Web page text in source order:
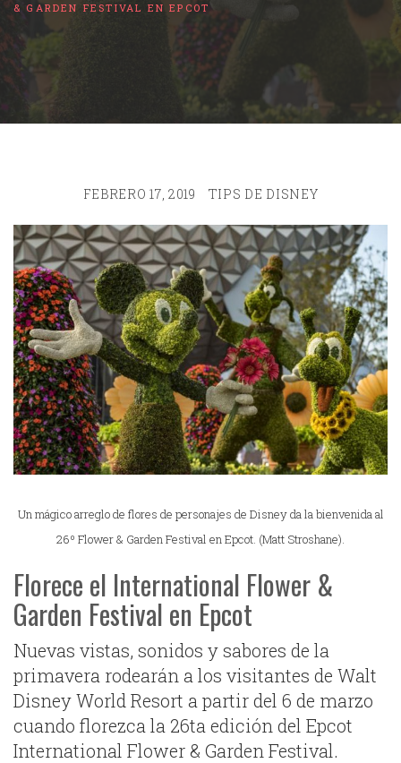
& GARDEN FESTIVAL EN EPCOT
FEBRERO 17, 2019 TIPS DE DISNEY
Un mágico arreglo de flores de personajes de Disney da la bienvenida al
26º Flower & Garden Festival en Epcot. (Matt Stroshane).
Florece el International Flower &
Garden Festival en Epcot
Nuevas vistas, sonidos y sabores de la
primavera rodearán a los visitantes de Walt
Disney World Resort a partir del 6 de marzo
cuando florezca la 26ta edición del Epcot
International Flower & Garden Festival.